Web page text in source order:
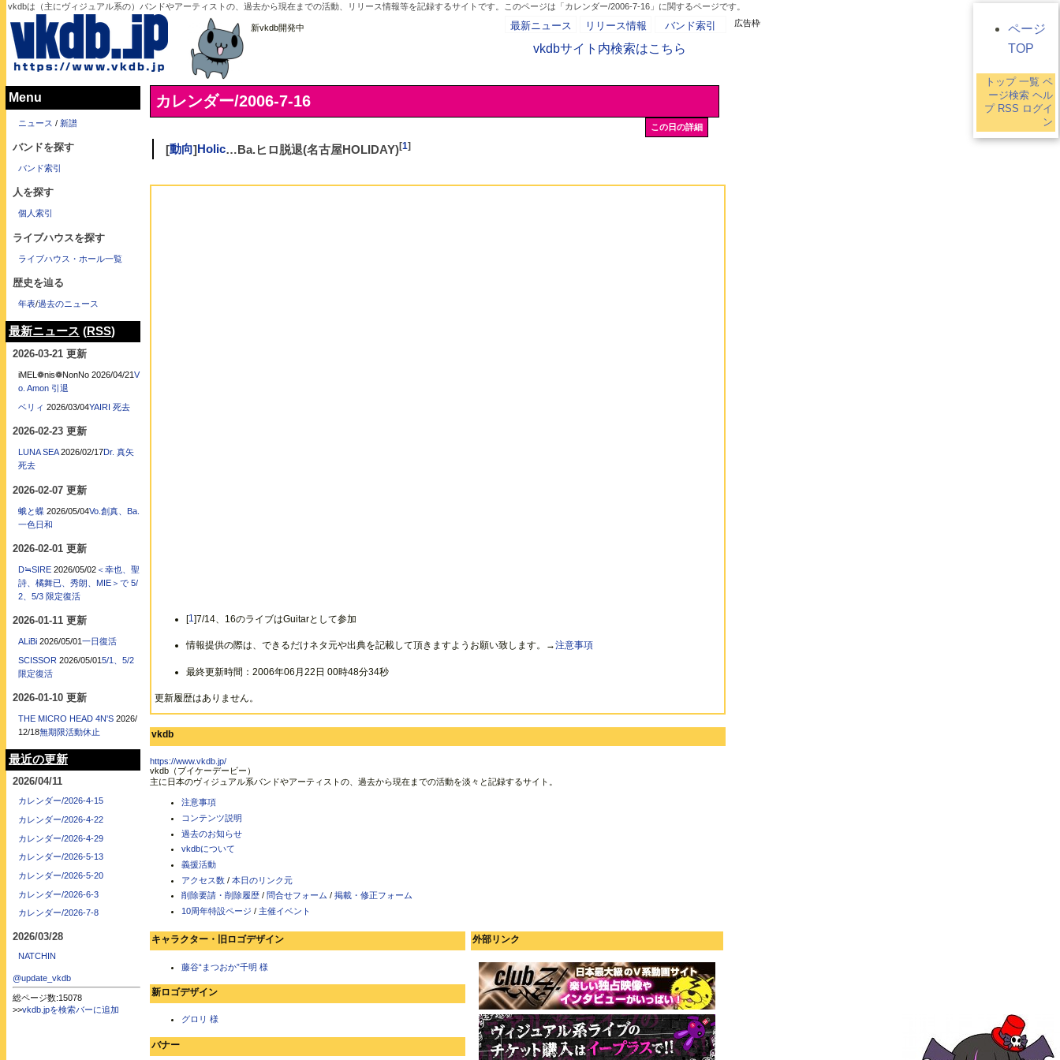
vkdbは（主にヴィジュアル系の）バンドやアーティストの、過去から現在までの活動、リリース情報等を記録するサイトです。このページは「カレンダー/2006-7-16」に関するページです。
新vkdb開発中 最新ニュース リリース情報 バンド索引
vkdbサイト内検索はこちら
カレンダー/2006-7-16
この日の詳細
[動向] Holic…Ba.ヒロ脱退(名古屋HOLIDAY)[1]
[1]7/14、16のライブはGuitarとして参加
情報提供の際は、できるだけネタ元や出典を記載して頂きますようお願い致します。→注意事項
最終更新時間：2006年06月22日 00時48分34秒
更新履歴はありません。
vkdb
https://www.vkdb.jp/
vkdb（ブイケーデービー）
主に日本のヴィジュアル系バンドやアーティストの、過去から現在までの活動を淡々と記録するサイト。
注意事項
コンテンツ説明
過去のお知らせ
vkdbについて
義援活動
アクセス数 / 本日のリンク元
削除要請・削除履歴 / 問合せフォーム / 掲載・修正フォーム
10周年特設ページ / 主催イベント
キャラクター・旧ロゴデザイン
藤谷“まつおか”千明 様
新ロゴデザイン
グロリ 様
バナー
外部リンク
広告枠
Menu
ニュース / 新譜
バンドを探す
バンド索引
人を探す
個人索引
ライブハウスを探す
ライブハウス・ホール一覧
歴史を辿る
年表/過去のニュース
最新ニュース (RSS)
2026-03-21 更新
iMEL❁nis❁NonNo 2026/04/21 V
o. Amon 引退
ベリィ 2026/03/04YAIRI 死去
2026-02-23 更新
LUNA SEA 2026/02/17Dr. 真矢
死去
2026-02-07 更新
蛾と蝶 2026/05/04Vo.創真、Ba.
一色日和
2026-02-01 更新
D≒SIRE 2026/05/02＜幸也、聖
詩、橘舞已、秀朗、MIE＞で 5/
2、5/3 限定復活
2026-01-11 更新
ALiBi 2026/05/01一日復活
SCISSOR 2026/05/015/1、5/2
限定復活
2026-01-10 更新
THE MICRO HEAD 4N'S 2026/
12/18無期限活動休止
最近の更新
2026/04/11
カレンダー/2026-4-15
カレンダー/2026-4-22
カレンダー/2026-4-29
カレンダー/2026-5-13
カレンダー/2026-5-20
カレンダー/2026-6-3
カレンダー/2026-7-8
2026/03/28
NATCHIN
@update_vkdb
総ページ数:15078
>>vkdb.jpを検索バーに追加
ページ
TOP
トップ 一覧 ペ
ージ検索 ヘル
プ RSS ログイ
ン